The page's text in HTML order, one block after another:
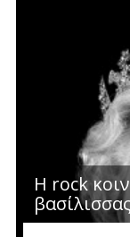
Η rock